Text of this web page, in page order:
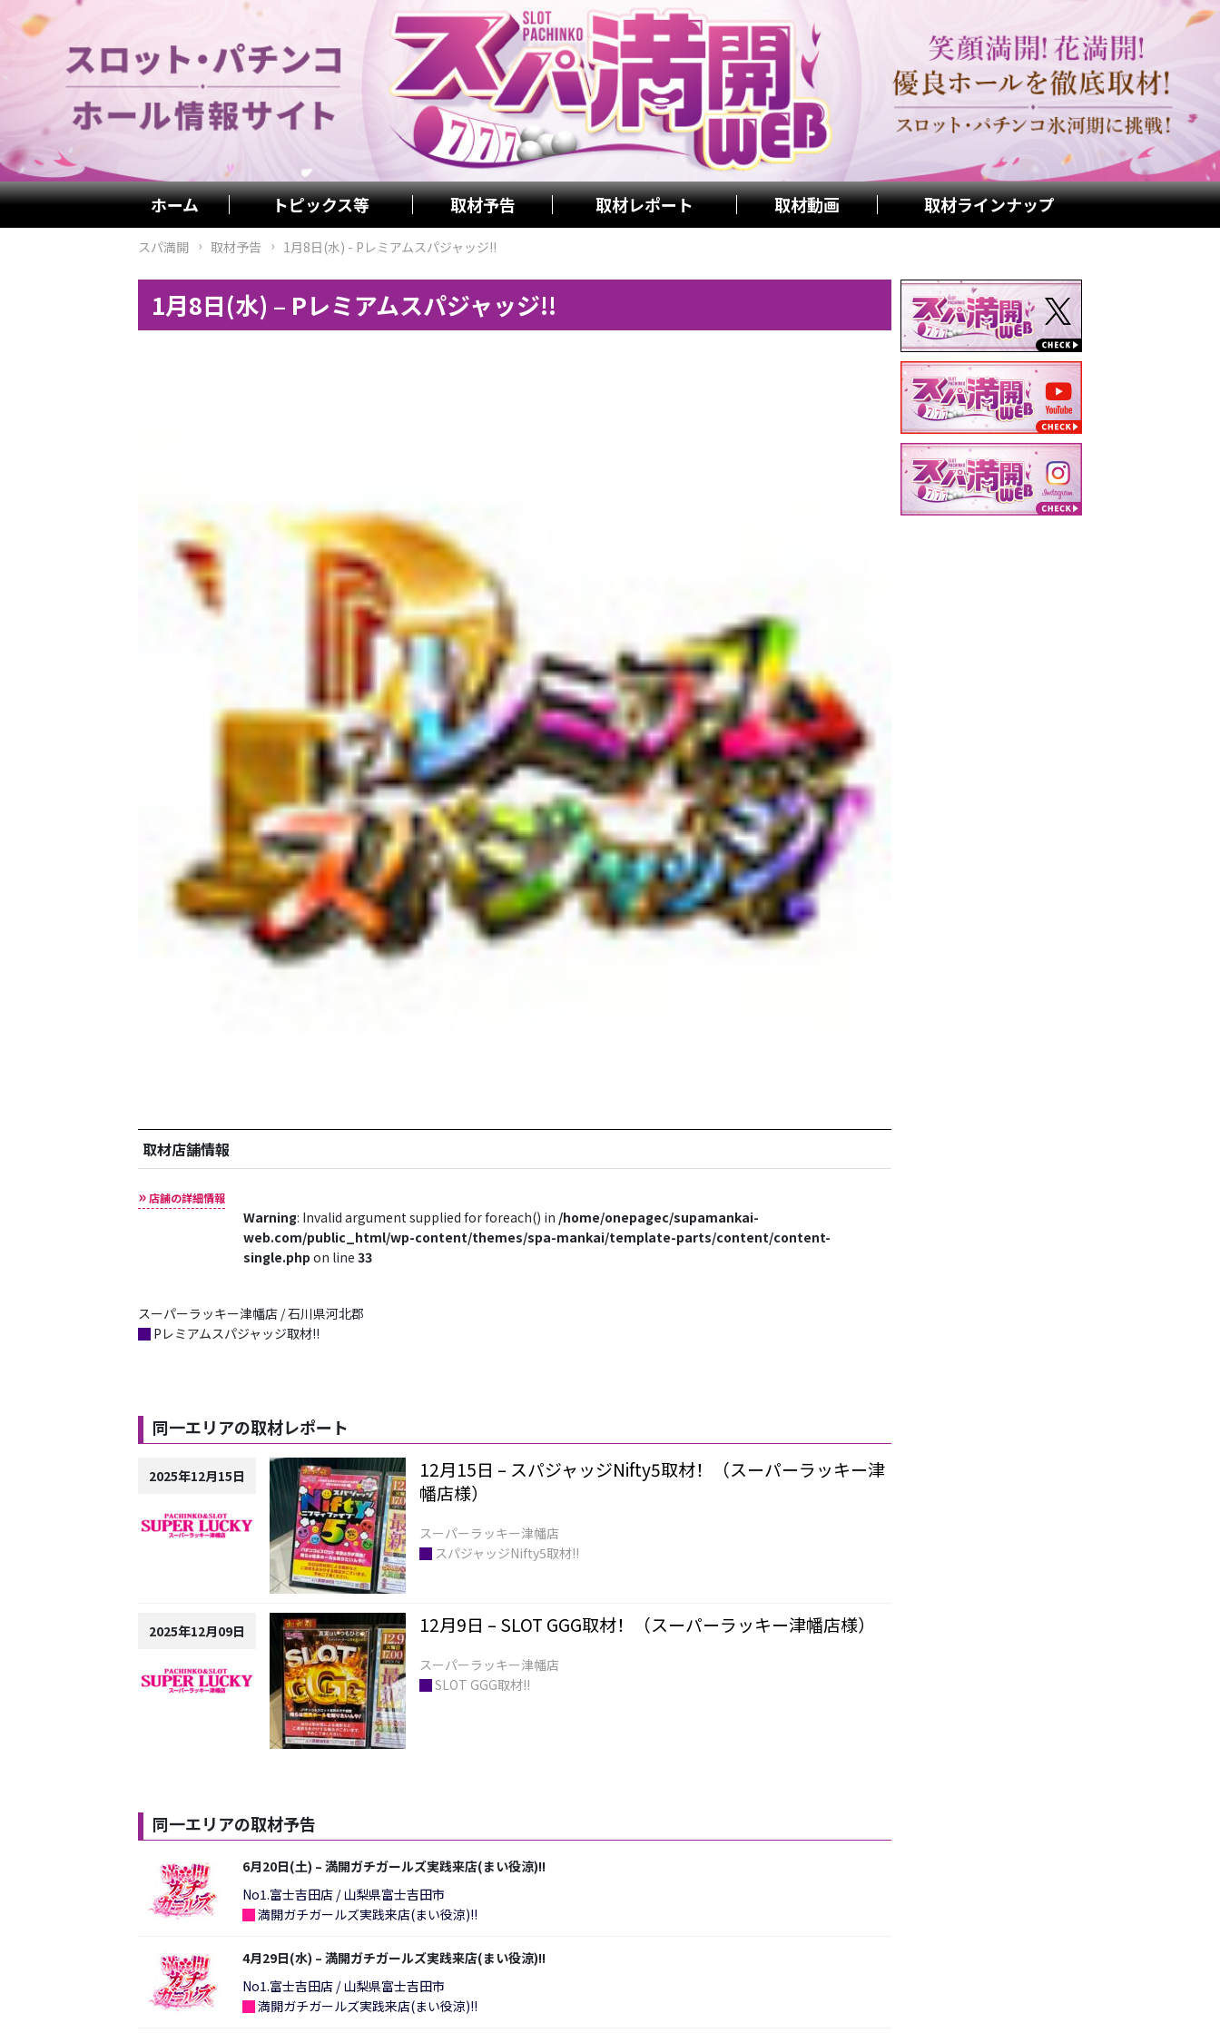
ホーム トピックス等 取材予告 取材レポート 取材動画 取材ラインナップ
スパ満開 取材予告 1月8日(水) - Pレミアムスパジャッジ!!
1月8日(水) – Pレミアムスパジャッジ!!
取材店舗情報
店舗の詳細情報
Warning: Invalid argument supplied for foreach() in /home/onepagec/supamankai-
web.com/public_html/wp-content/themes/spa-mankai/template-parts/content/content-
single.php on line 33
スーパーラッキー津幡店 / 石川県河北郡
█ Pレミアムスパジャッジ取材!!
同一エリアの取材レポート
2025年12月15日
12月15日 – スパジャッジNifty5取材！（スーパーラッキー津
幡店様）
█ スパジャッジNifty5取材!!
2025年12月09日 12月9日 – SLOT GGG取材！（スーパーラッキー津幡店様）
█SLOT GGG取材!!
同一エリアの取材予告
6月20日(土) – 満開ガチガールズ実践来店(まい役涼)!!
No1.富士吉田店 / 山梨県富士吉田市
█満開ガチガールズ実践来店(まい役涼)!!
4月29日(水) – 満開ガチガールズ実践来店(まい役涼)!!
No1.富士吉田店 / 山梨県富士吉田市
█満開ガチガールズ実践来店(まい役涼)!!